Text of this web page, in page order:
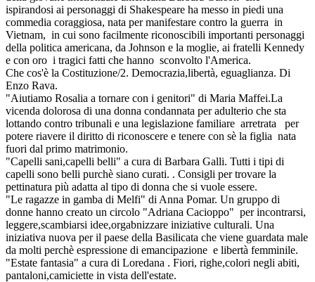
ispirandosi ai personaggi di Shakespeare ha messo in piedi una
commedia coraggiosa, nata per manifestare contro la guerra in
Vietnam, in cui sono facilmente riconoscibili importanti personaggi
della politica americana, da Johnson e la moglie, ai fratelli Kennedy
e con oro i tragici fatti che hanno sconvolto l'America.
Che cos'è la Costituzione/2. Democrazia,libertà, eguaglianza. Di
Enzo Rava.
"Aiutiamo Rosalia a tornare con i genitori" di Maria Maffei.La
vicenda dolorosa di una donna condannata per adulterio che sta
lottando contro tribunali e una legislazione familiare arretrata per
potere riavere il diritto di riconoscere e tenere con sè la figlia nata
fuori dal primo matrimonio.
"Capelli sani,capelli belli" a cura di Barbara Galli. Tutti i tipi di
capelli sono belli purchè siano curati. . Consigli per trovare la
pettinatura più adatta al tipo di donna che si vuole essere.
"Le ragazze in gamba di Melfi" di Anna Pomar. Un gruppo di
donne hanno creato un circolo "Adriana Cacioppo" per incontrarsi,
leggere,scambiarsi idee,orgabnizzare iniziative culturali. Una
iniziativa nuova per il paese della Basilicata che viene guardata male
da molti perchè espressione di emancipazione e libertà femminile.
"Estate fantasia" a cura di Loredana . Fiori, righe,colori negli abiti,
pantaloni,camiciette in vista dell'estate.